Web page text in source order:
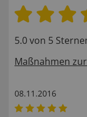
5.0 von 5
Maßnahmen
08.11.2016